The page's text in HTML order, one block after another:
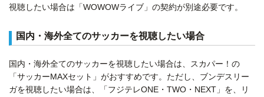
視聴したい場合は「WOWOWライブ」の契約が別途必要です。
国内・海外全てのサッカーを視聴したい場合
国内・海外全てのサッカーを視聴したい場合は、スカパー！の
「サッカーMAXセット」がおすすめです。ただし、ブンデスリー
ガを視聴したい場合は、「フジテレONE・TWO・NEXT」を、リ